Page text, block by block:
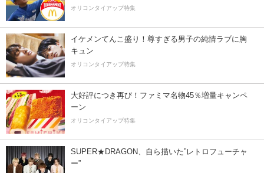
オリコンタイアップ特集
イケメンてんこ盛り！尊すぎる男子の純情ラブに胸
キュン
オリコンタイアップ特集
大好評につき再び！ファミマ名物45％増量キャンペ
ーン
オリコンタイアップ特集
SUPER★DRAGON、自ら描いた”レトロフューチャ
ー”